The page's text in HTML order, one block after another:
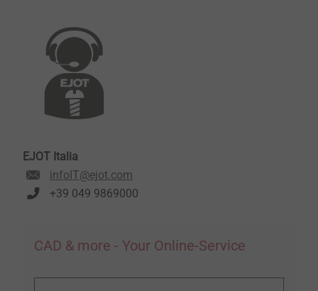
EJOT Italia
infoIT@ejot.com
+39 049 9869000
CAD & more - Your Online-Service